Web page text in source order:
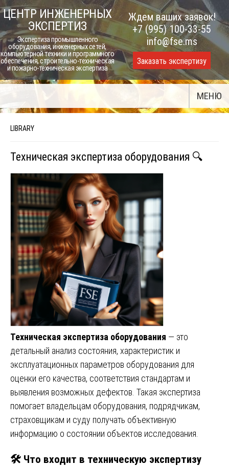
Skip
to
content
ЦЕНТР ИНЖЕНЕРНЫХ
ЭКСПЕРТИЗ
Экспертиза промышленного
оборудования, инженерных сетей,
компьютерной техники и программного
обеспечения, строительно-техническая
и пожарно-техническая экспертиза
Ждем ваших заявок!
+7 (995) 100-33-55
info@fse.ms
Заказать экспертизу
МЕНЮ
LIBRARY
Техническая экспертиза оборудования 🔍
Техническая экспертиза оборудования — это
детальный анализ состояния, характеристик и
эксплуатационных параметров оборудования для
оценки его качества, соответствия стандартам и
выявления возможных дефектов. Такая экспертиза
помогает владельцам оборудования, подрядчикам,
страховщикам и суду получать объективную
информацию о состоянии объектов исследования.
🛠️ Что входит в техническую экспертизу